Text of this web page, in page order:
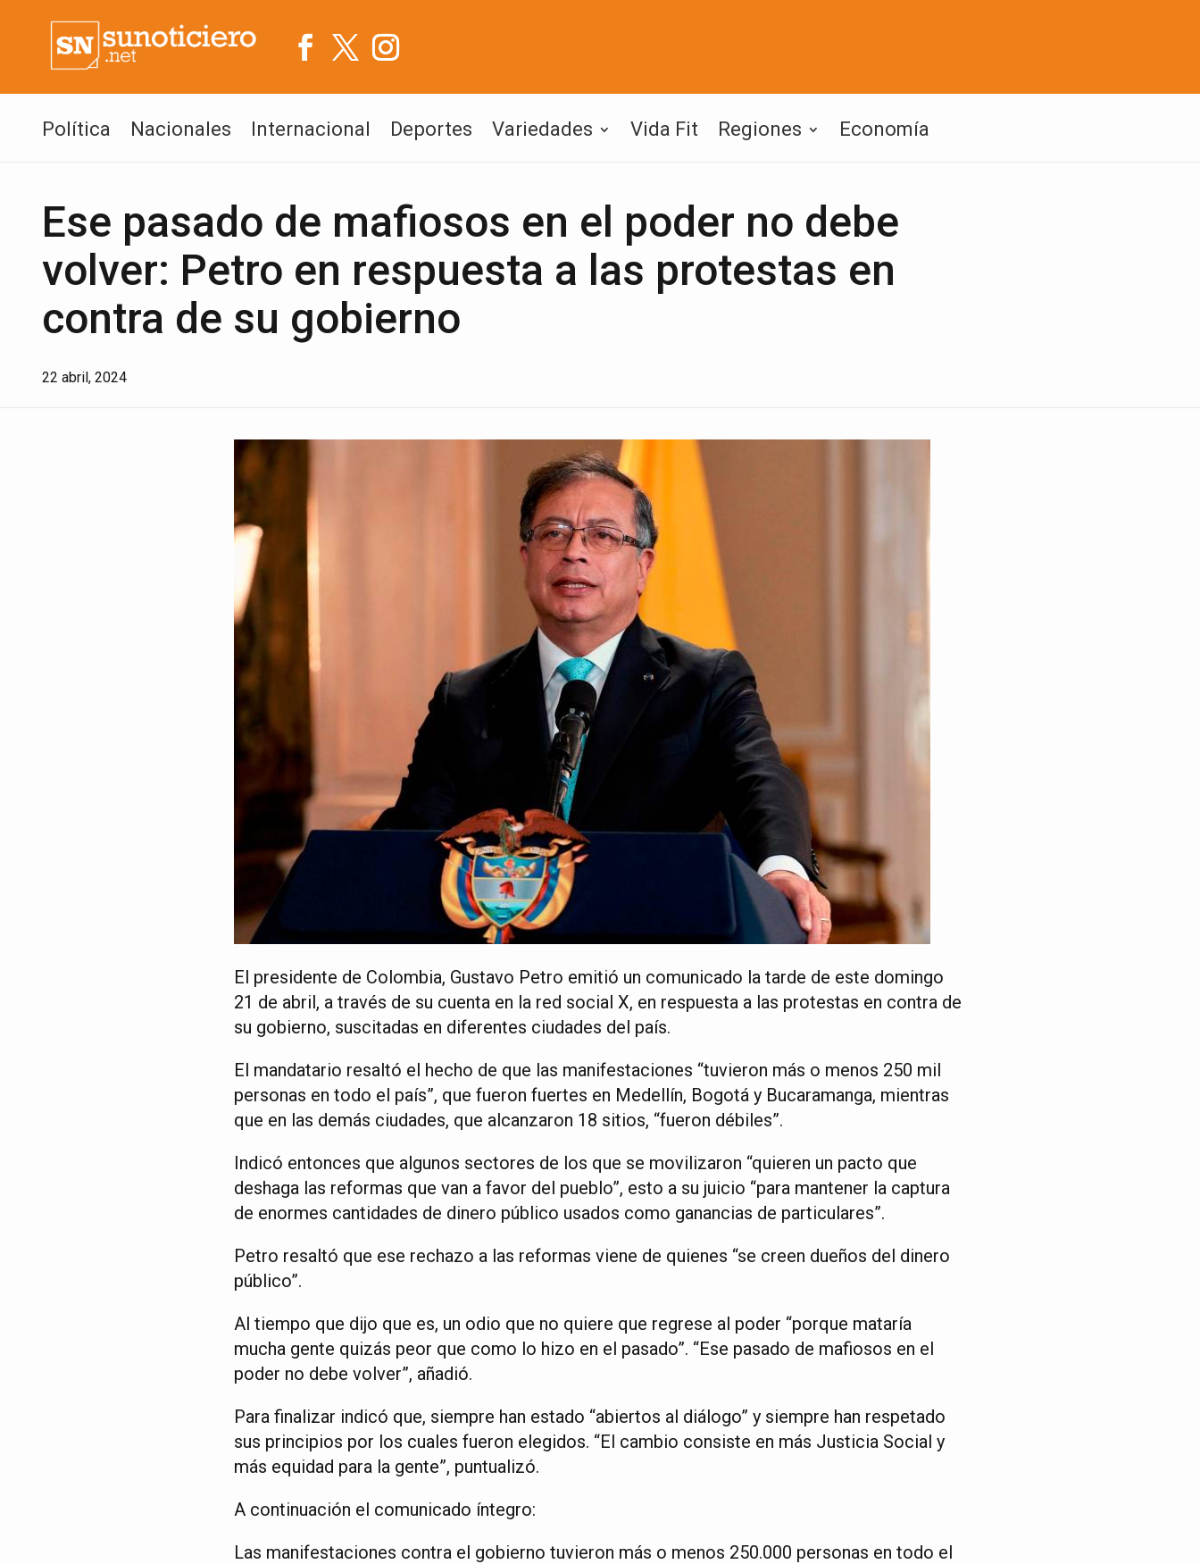
Política Nacionales Internacional Deportes Variedades Vida Fit Regiones Economía
Ese pasado de mafiosos en el poder no debe
volver: Petro en respuesta a las protestas en
contra de su gobierno
22 abril, 2024
El presidente de Colombia, Gustavo Petro emitió un comunicado la tarde de este domingo
21 de abril, a través de su cuenta en la red social X, en respuesta a las protestas en contra de
su gobierno, suscitadas en diferentes ciudades del país.
El mandatario resaltó el hecho de que las manifestaciones “tuvieron más o menos 250 mil
personas en todo el país”, que fueron fuertes en Medellín, Bogotá y Bucaramanga, mientras
que en las demás ciudades, que alcanzaron 18 sitios, “fueron débiles”.
Indicó entonces que algunos sectores de los que se movilizaron “quieren un pacto que
deshaga las reformas que van a favor del pueblo”, esto a su juicio “para mantener la captura
de enormes cantidades de dinero público usados como ganancias de particulares”.
Petro resaltó que ese rechazo a las reformas viene de quienes “se creen dueños del dinero
público”.
Al tiempo que dijo que es, un odio que no quiere que regrese al poder “porque mataría
mucha gente quizás peor que como lo hizo en el pasado”. “Ese pasado de mafiosos en el
poder no debe volver”, añadió.
Para finalizar indicó que, siempre han estado “abiertos al diálogo” y siempre han respetado
sus principios por los cuales fueron elegidos. “El cambio consiste en más Justicia Social y
más equidad para la gente”, puntualizó.
A continuación el comunicado íntegro:
Las manifestaciones contra el gobierno tuvieron más o menos 250.000 personas en todo el